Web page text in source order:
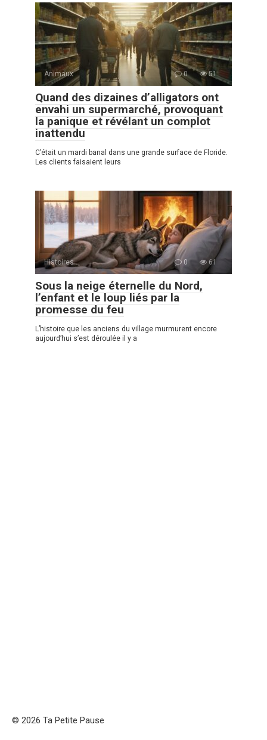
Animaux 0 51
Quand des dizaines d’alligators ont
envahi un supermarché, provoquant
la panique et révélant un complot
inattendu
C’était un mardi banal dans une grande surface de Floride.
Les clients faisaient leurs
Histoires 0 61
Sous la neige éternelle du Nord,
l’enfant et le loup liés par la
promesse du feu
L’histoire que les anciens du village murmurent encore
aujourd’hui s’est déroulée il y a
© 2026 Ta Petite Pause